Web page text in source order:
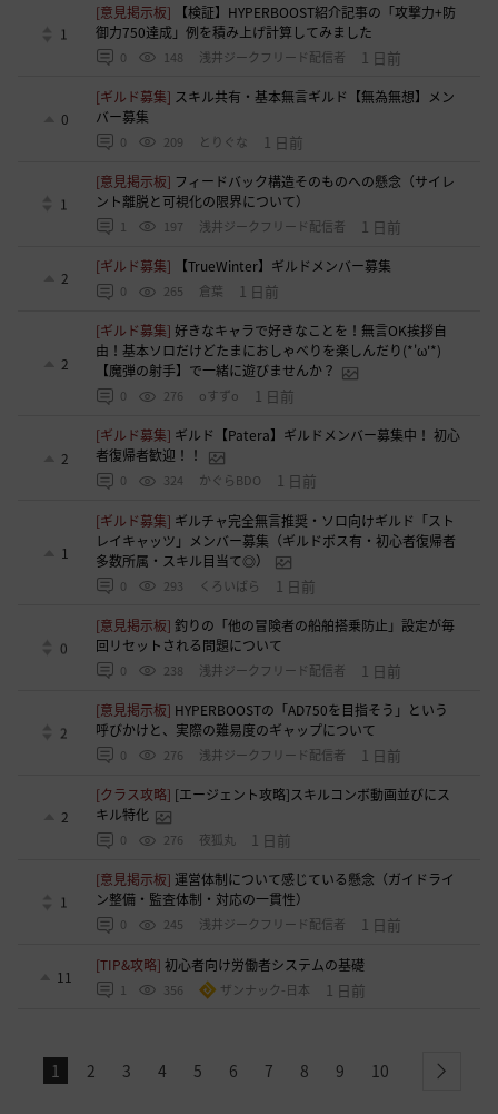
1
[意見掲示板]
【検証】HYPERBOOST紹介記事の「攻撃力+防
御力750達成」例を積み上げ計算してみました
0 148 浅井ジークフリード配信者 1 日前
0
[ギルド募集] スキル共有・基本無言ギルド【無為無想】メン
バー募集
0 209 とりぐな 1 日前
1
[意見掲示板] フィードバック構造そのものへの懸念（サイレ
ント離脱と可視化の限界について）
1 197 浅井ジークフリード配信者 1 日前
2
[ギルド募集] 【TrueWinter】ギルドメンバー募集
0 265 倉葉 1 日前
2
[ギルド募集]好きなキャラで好きなことを！無言OK挨拶自
由！基本ソロだけどたまにおしゃべりを楽しんだり(*'ω'*)
【魔弾の射手】で一緒に遊びませんか？
0 276 oすずo 1 日前
2
[ギルド募集] ギルド【Patera】ギルドメンバー募集中！ 初心
者復帰者歓迎！！
0 324 かぐらBDO 1 日前
1
[ギルド募集] ギルチャ完全無言推奨・ソロ向けギルド「スト
レイキャッツ」メンバー募集（ギルドボス有・初心者復帰者
多数所属・スキル目当て◎）
0 293 くろいばら 1 日前
0
[意見掲示板]釣りの「他の冒険者の船舶搭乗防止」設定が毎
回リセットされる問題について
0 238 浅井ジークフリード配信者 1 日前
2
[意見掲示板] HYPERBOOSTの「AD750を目指そう」という
呼びかけと、実際の難易度のギャップについて
0 276 浅井ジークフリード配信者 1 日前
2
[クラス攻略] [エージェント攻略]スキルコンボ動画並びにス
キル特化
0 276 夜狐丸 1 日前
1
[意見掲示板]運営体制について感じている懸念（ガイドライ
ン整備・監査体制・対応の一貫性）
0 245 浅井ジークフリード配信者 1 日前
11
[TIP&攻略]初心者向け労働者システムの基礎
1 356 ザンナック-日本 1 日前
1 2 3 4 5 6 7 8 9 10 next